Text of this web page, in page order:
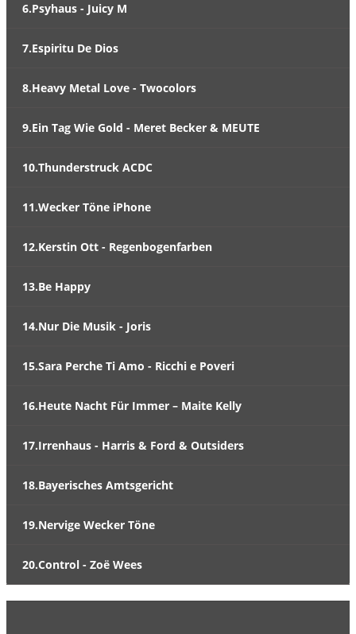
6.Psyhaus - Juicy M
7.Espiritu De Dios
8.Heavy Metal Love - Twocolors
9.Ein Tag Wie Gold - Meret Becker & MEUTE
10.Thunderstruck ACDC
11.Wecker Töne iPhone
12.Kerstin Ott - Regenbogenfarben
13.Be Happy
14.Nur Die Musik - Joris
15.Sara Perche Ti Amo - Ricchi e Poveri
16.Heute Nacht Für Immer – Maite Kelly
17.Irrenhaus - Harris & Ford & Outsiders
18.Bayerisches Amtsgericht
19.Nervige Wecker Töne
20.Control - Zoë Wees